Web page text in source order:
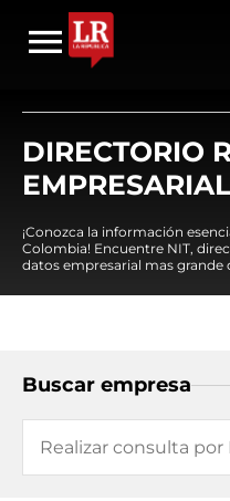
DIRECTORIO
EMPRESARIAL
¡Conozca la información
Colombia! Encuentre NIT,
datos empresarial mas grande
Buscar empresa